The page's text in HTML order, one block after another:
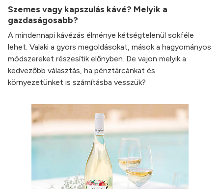
Szemes vagy kapszulás kávé? Melyik a
gazdaságosabb?
A mindennapi kávézás élménye kétségtelenül sokféle
lehet. Valaki a gyors megoldásokat, mások a hagyományos
módszereket részesítik előnyben. De vajon melyik a
kedvezőbb választás, ha pénztárcánkat és
környezetünket is számításba vesszük?